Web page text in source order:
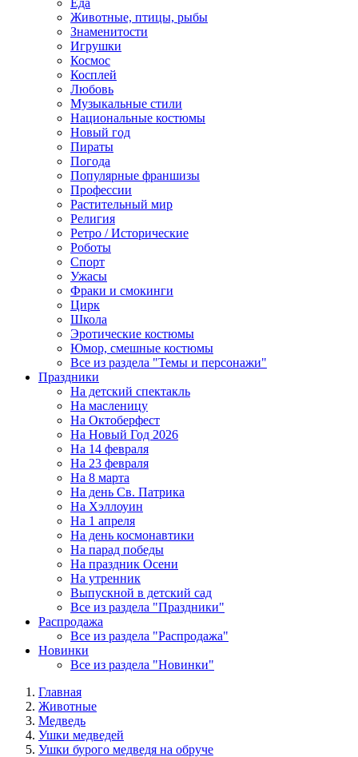
Еда
Животные, птицы, рыбы
Знаменитости
Игрушки
Космос
Косплей
Любовь
Музыкальные стили
Национальные костюмы
Новый год
Пираты
Погода
Популярные франшизы
Профессии
Растительный мир
Религия
Ретро / Исторические
Роботы
Спорт
Ужасы
Фраки и смокинги
Цирк
Школа
Эротические костюмы
Юмор, смешные костюмы
Все из раздела "Темы и персонажи"
Праздники
На детский спектакль
На масленицу
На Октоберфест
На Новый Год 2026
На 14 февраля
На 23 февраля
На 8 марта
На день Св. Патрика
На Хэллоуин
На 1 апреля
На день космонавтики
На парад победы
На праздник Осени
На утренник
Выпускной в детский сад
Все из раздела "Праздники"
Распродажа
Все из раздела "Распродажа"
Новинки
Все из раздела "Новинки"
Главная
Животные
Медведь
Ушки медведей
Ушки бурого медведя на обруче